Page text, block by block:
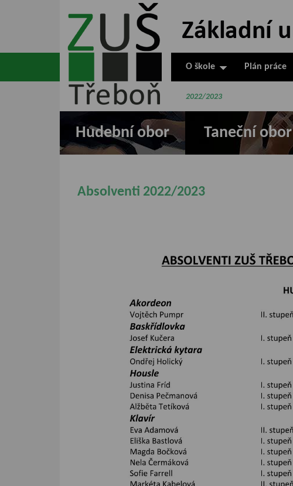
ZUŠ Třeboň -
Základní
umělecká škola
O škole Plán práce
Hudební obor Taneční obor
2022/2023
Absolventi 2022/2023